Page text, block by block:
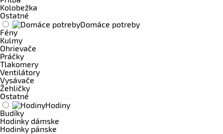
Kolobežka
Ostatné
Domáce potreby
Fény
Kulmy
Ohrievače
Práčky
Tlakomery
Ventilátory
Vysávače
Žehličky
Ostatné
Hodiny
Budíky
Hodinky dámske
Hodinky pánske